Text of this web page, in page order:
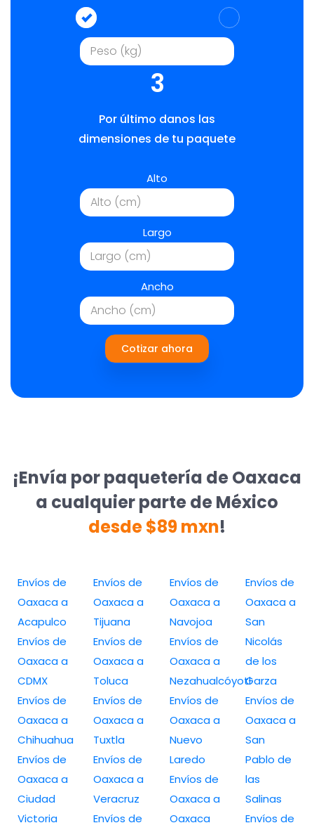
3
Por último danos las
dimensiones de tu paquete
Alto
Largo
Ancho
Cotizar ahora
¡Envía por paquetería de Oaxaca
a cualquier parte de México
desde $89 mxn!
Envíos de
Oaxaca a
Acapulco
Envíos de
Oaxaca a
CDMX
Envíos de
Oaxaca a
Chihuahua
Envíos de
Oaxaca a
Ciudad
Victoria
Envíos de
Oaxaca a
Tijuana
Envíos de
Oaxaca a
Toluca
Envíos de
Oaxaca a
Tuxtla
Envíos de
Oaxaca a
Veracruz
Envíos de
Envíos de
Oaxaca a
Navojoa
Envíos de
Oaxaca a
Nezahualcóyotl
Envíos de
Oaxaca a
Nuevo
Laredo
Envíos de
Oaxaca a
Oaxaca
Envíos de
Oaxaca a
San
Nicolás
de los
Garza
Envíos de
Oaxaca a
San
Pablo de
las
Salinas
Envíos de